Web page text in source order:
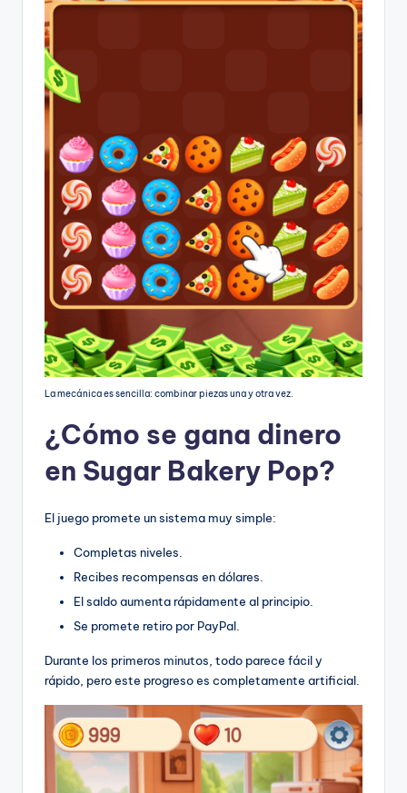
La mecánica es sencilla: combinar piezas una y otra vez.
¿Cómo se gana dinero
en Sugar Bakery Pop?
El juego promete un sistema muy simple:
Completas niveles.
Recibes recompensas en dólares.
El saldo aumenta rápidamente al principio.
Se promete retiro por PayPal.
Durante los primeros minutos, todo parece fácil y
rápido, pero este progreso es completamente artificial.